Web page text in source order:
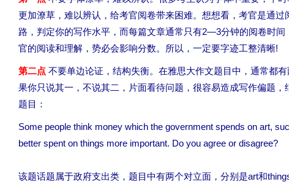
更加潦草，难以辨认，给考官阅卷带来困难。想想看，考官是通
路，判定你的写作水平，而每篇文章通常只有2—3分钟的阅卷时
官的阅读和理解，势必会影响分数。所以，一定要字迹工整清晰!
第二点 不要单边论证，结构失衡。在雅思大作文题目中，通常都
果你只说其一，不说其二，片面看待问题，很容易造成写作偏题
题目：
Some people think money which the government spends on art,
better spent on things more important. Do you agree or disagree?
该题话题属于政府支出类，题目中有两个对立面，分别是art和